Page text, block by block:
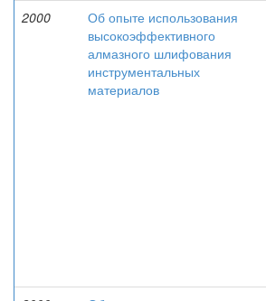
2000
Об опыте использования
высокоэффективного
алмазного шлифования
инструментальных
материалов